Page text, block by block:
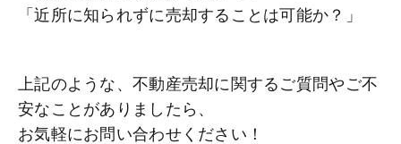
「近所に知られずに売却することは可能か？」
上記のような、不動産売却に関するご質問やご不
安なことがありましたら、
お気軽にお問い合わせください！